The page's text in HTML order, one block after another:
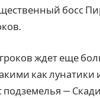
босс
ждет еще
как лунатики
—